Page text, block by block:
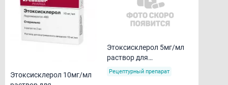
Этоксисклерол 10мг/мл
Этоксисклерол 5мг/мл
раствор для
внутривенного введения
Рецептурный препарат